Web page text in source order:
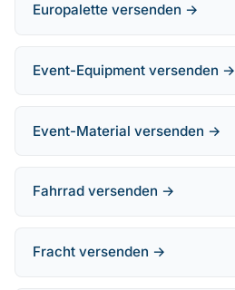
Europalette versenden →
Event-Equipment versenden →
Event-Material versenden →
Fahrrad versenden →
Fracht versenden →